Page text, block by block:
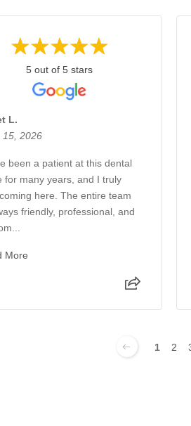
5 out of 5 stars
L.
15, 2026
been a patient at this dental
for many years, and I truly
here. The entire team
friendly, professional, and
More
1 2